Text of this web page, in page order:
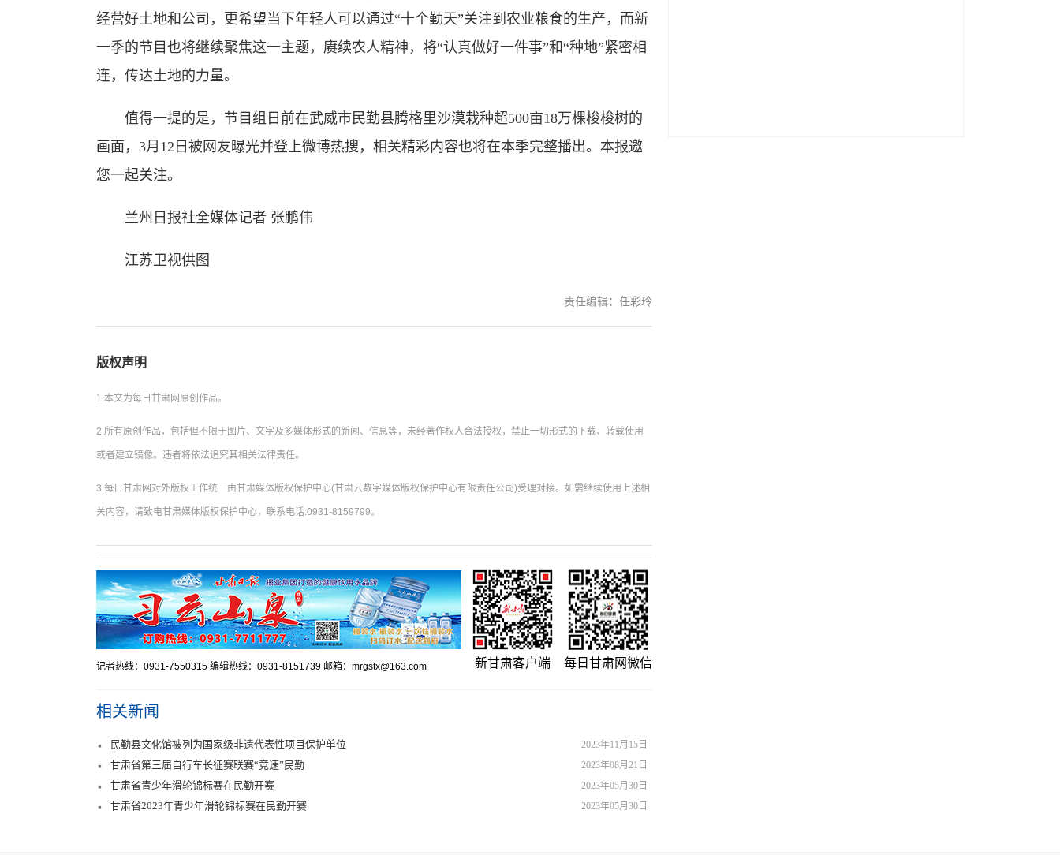
经营好土地和公司，更希望当下年轻人可以通过“十个勤天”关注到农业粮食的生产，而新
一季的节目也将继续聚焦这一主题，赓续农人精神，将“认真做好一件事”和“种地”紧密相
连，传达土地的力量。
值得一提的是，节目组日前在武威市民勤县腾格里沙漠栽种超500亩18万棵梭梭树的
画面，3月12日被网友曝光并登上微博热搜，相关精彩内容也将在本季完整播出。本报邀
您一起关注。
兰州日报社全媒体记者 张鹏伟
江苏卫视供图
责任编辑：任彩玲
版权声明
1.本文为每日甘肃网原创作品。
2.所有原创作品，包括但不限于图片、文字及多媒体形式的新闻、信息等，未经著作权人合法授权，禁止一切形式的下载、转载使用
或者建立镜像。违者将依法追究其相关法律责任。
3.每日甘肃网对外版权工作统一由甘肃媒体版权保护中心(甘肃云数字媒体版权保护中心有限责任公司)受理对接。如需继续使用上述相
关内容，请致电甘肃媒体版权保护中心，联系电话:0931-8159799。
记者热线：0931-7550315 编辑热线：0931-8151739 邮箱：mrgstx@163.com 新甘肃客户端 每日甘肃网微信
相关新闻
2023年11月15日
民勤县文化馆被列为国家级非遗代表性项目保护单位
2023年08月21日
甘肃省第三届自行车长征赛联赛“竞速”民勤
2023年05月30日
甘肃省青少年滑轮锦标赛在民勤开赛
2023年05月30日
甘肃省2023年青少年滑轮锦标赛在民勤开赛